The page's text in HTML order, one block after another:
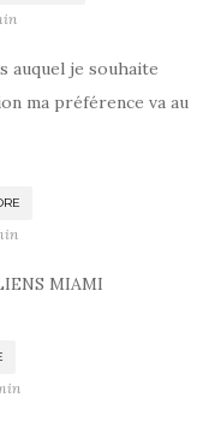
auquel je souhaite
ma préférence va au
MIAMI